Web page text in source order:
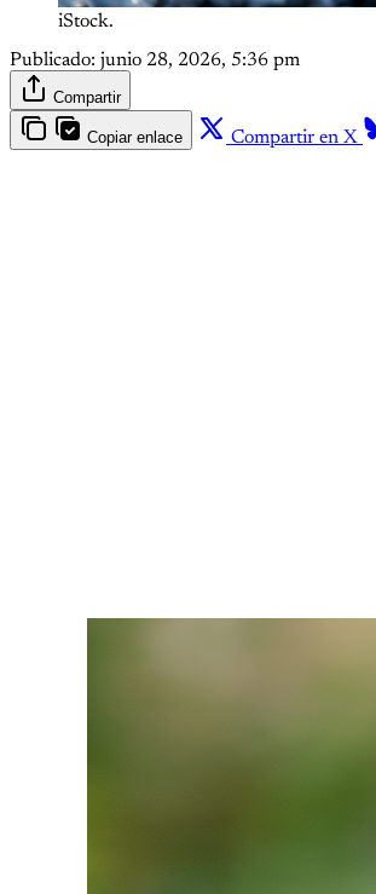
iStock.
Publicado: junio 28, 2026, 5:36 pm
Compartir
Copiar enlace Compartir en X